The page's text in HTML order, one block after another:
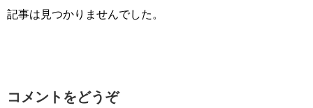
記事は見つかりませんでした。
コメントをどうぞ